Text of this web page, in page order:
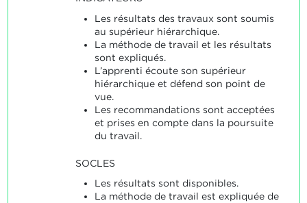
Les résultats des travaux sont soumis
au supérieur hiérarchique.
La méthode de travail et les résultats
sont expliqués.
L’apprenti écoute son supérieur
hiérarchique et défend son point de
vue.
Les recommandations sont acceptées
et prises en compte dans la poursuite
du travail.
SOCLES
Les résultats sont disponibles.
La méthode de travail est expliquée de